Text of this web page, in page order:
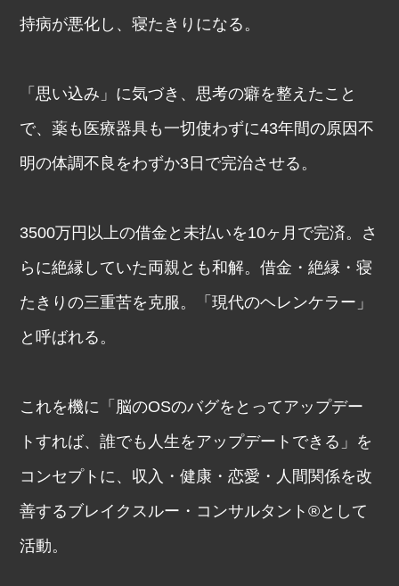
持病が悪化し、寝たきりになる。
「思い込み」に気づき、思考の癖を整えたこと
で、薬も医療器具も一切使わずに43年間の原因不
明の体調不良をわずか3日で完治させる。
3500万円以上の借金と未払いを10ヶ月で完済。さ
らに絶縁していた両親とも和解。借金・絶縁・寝
たきりの三重苦を克服。「現代のヘレンケラー」
と呼ばれる。
これを機に「脳のOSのバグをとってアップデー
トすれば、誰でも人生をアップデートできる」を
コンセプトに、収入・健康・恋愛・人間関係を改
善するブレイクスルー・コンサルタント®として
活動。